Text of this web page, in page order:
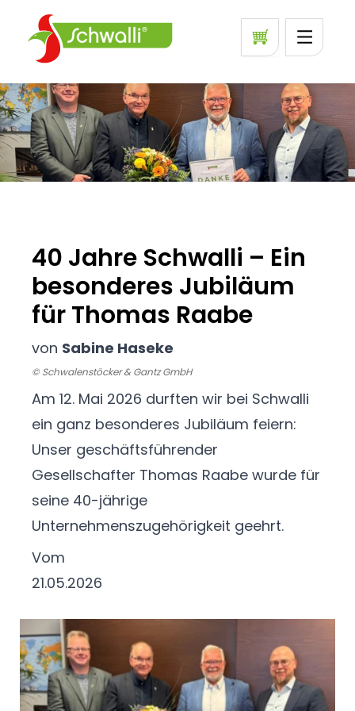
40 Jahre Schwalli – Ein
besonderes Jubiläum
für Thomas Raabe
von Sabine Haseke
© Schwalenstöcker & Gantz GmbH
Am 12. Mai 2026 durften wir bei Schwalli
ein ganz besonderes Jubiläum feiern:
Unser geschäftsführender
Gesellschafter Thomas Raabe wurde für
seine 40-jährige
Unternehmenszugehörigkeit geehrt.
Vom
21.05.2026